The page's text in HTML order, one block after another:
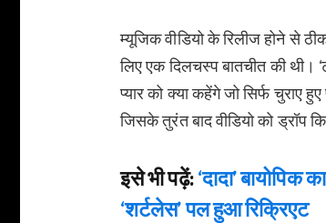
म्यूजिक वीडियो के रिलीज होने से
लिए एक दिलचस्प बातचीत की थी।
प्यार को क्या कहेंगे जो सिर्फ चुराए
जिसके तुरंत बाद वीडियो को ड्रॉप
इसे भी पढ़ें:‘दादा’
‘शर्टलेस’ पल हुआ रिक्रिएट